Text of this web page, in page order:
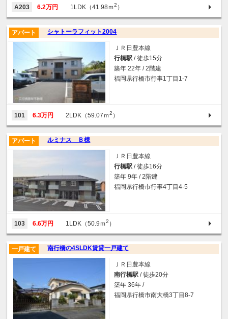
A203 6.2万円 1LDK（41.98ｍ2 ）
シャトーラフィット2004
アパート
ＪＲ日豊本線
行橋駅 / 徒歩15分
築年 22年 / 2階建
福岡県行橋市行事1丁目1-7
101 6.3万円 2LDK（59.07ｍ2 ）
ルミナス Ｂ棟
アパート
ＪＲ日豊本線
行橋駅 / 徒歩16分
築年 9年 / 2階建
福岡県行橋市行事4丁目4-5
103 6.6万円 1LDK（50.9ｍ2 ）
南行橋の4SLDK賃貸一戸建て
一戸建て
ＪＲ日豊本線
南行橋駅 / 徒歩20分
築年 36年 /
福岡県行橋市南大橋3丁目8-7